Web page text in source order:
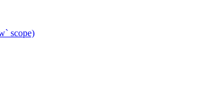
scope)